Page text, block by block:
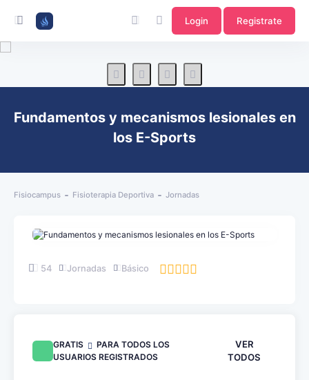
Login Registrate
Fundamentos y mecanismos lesionales en
los E-Sports
Fisiocampus Fisioterapia Deportiva Jornadas
54 Jornadas Básico
GRATIS
PARA TODOS LOS
USUARIOS REGISTRADOS
VER
TODOS